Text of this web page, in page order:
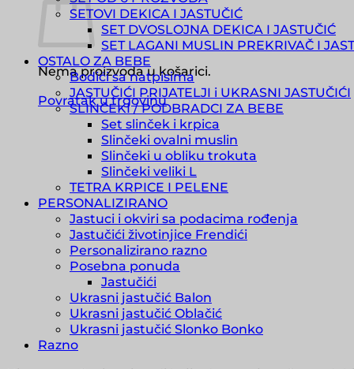
Nema proizvoda u košarici.
Povratak u trgovinu
SETOVI DEKICA I JASTUČIĆ
SET DVOSLOJNA DEKICA I JASTUČIĆ
SET LAGANI MUSLIN PREKRIVAČ I
OSTALO ZA BEBE
Bodići sa natpisima
JASTUČIĆI PRIJATELJI i UKRASNI JASTUČIĆI
SLINČEKI / PODBRADCI ZA BEBE
Set slinček i krpica
Slinčeki ovalni muslin
Slinčeki u obliku trokuta
Slinčeki veliki L
TETRA KRPICE I PELENE
PERSONALIZIRANO
Jastuci i okviri sa podacima rođenja
Jastučići životinjice Frendići
Personalizirano razno
Posebna ponuda
Jastučići
Ukrasni jastučić Balon
Ukrasni jastučić Oblačić
Ukrasni jastučić Slonko Bonko
Razno